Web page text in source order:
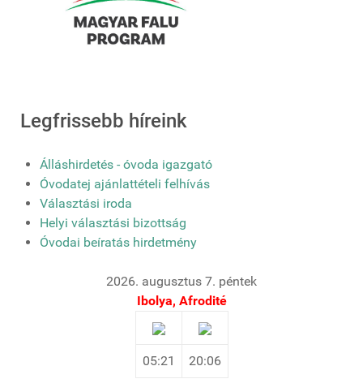
Legfrissebb híreink
Álláshirdetés - óvoda igazgató
Óvodatej ajánlattételi felhívás
Választási iroda
Helyi választási bizottság
Óvodai beíratás hirdetmény
2026. augusztus 7. péntek
Ibolya, Afrodité
05:21 20:06